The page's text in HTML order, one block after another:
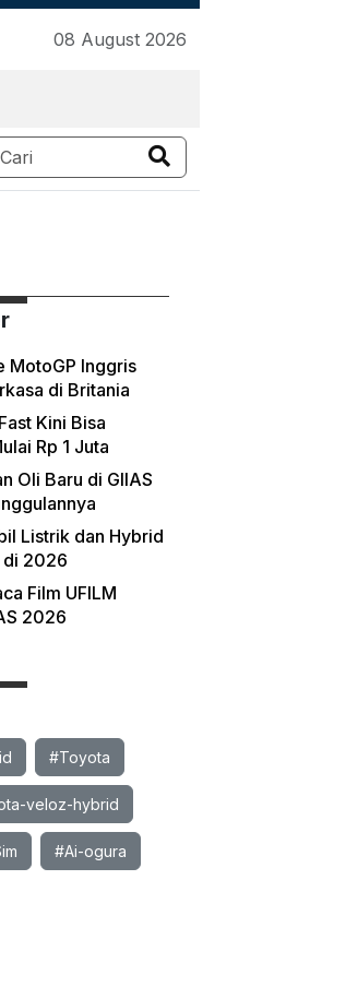
08 August 2026
MotoGP Inggris
di Britania
Kini Bisa
Rp 1 Juta
Oli Baru di GIIAS
Listrik dan Hybrid
di 2026
Film UFILM
2026
#Toyota
veloz-hybrid
#Ai-ogura